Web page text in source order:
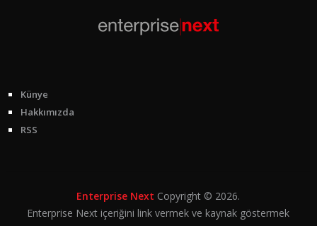
Künye
Hakkımızda
RSS
Enterprise Next Copyright © 2026.
Enterprise Next içeriğini link vermek ve kaynak göstermek